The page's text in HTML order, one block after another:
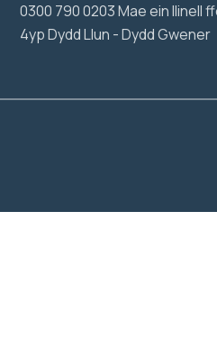
0300 790 0203 Mae ein llinell
4yp Dydd Llun - Dydd Gwener